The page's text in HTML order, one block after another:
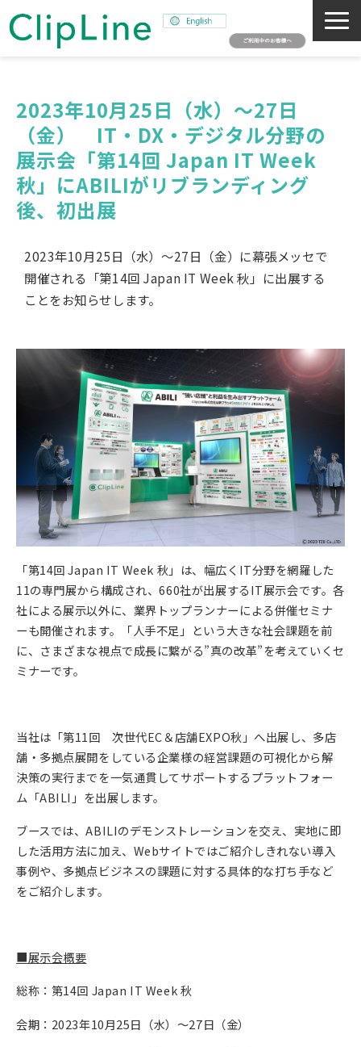
事業紹介
ミッション
ニュース
サステナビリティ
2023年10月25日（水）～27日
（金）　IT・DX・デジタル分野の
展示会「第14回 Japan IT Week
秋」にABILIがリブランディング
後、初出展
2023年10月25日（水）～27日（金）に幕張メッセで
開催される「第14回 Japan IT Week 秋」に出展する
ことをお知らせします。
「第14回 Japan IT Week 秋」は、幅広くIT分野を網羅した
11の専門展から構成され、660社が出展するIT展示会です。各
社による展示以外に、業界トップランナーによる併催セミナ
ーも開催されます。「人手不足」という大きな社会課題を前
に、さまざまな視点で成長に繋がる”真の改革”を考えていくセ
ミナーです。
当社は「第11回 次世代EC＆店舗EXPO秋」へ出展し、多店
舗・多拠点展開をしている企業様の経営課題の可視化から解
決策の実行までを一気通貫してサポートするプラットフォー
ム「ABILI」を出展します。
ブースでは、ABILIのデモンストレーションを交え、実地に即
した活用方法に加え、Webサイトではご紹介しきれない導入
事例や、多拠点ビジネスの課題に対する具体的な打ち手など
をご紹介します。
■展示会概要
総称：第14回 Japan IT Week 秋
会期：2023年10月25日（水）～27日（金）